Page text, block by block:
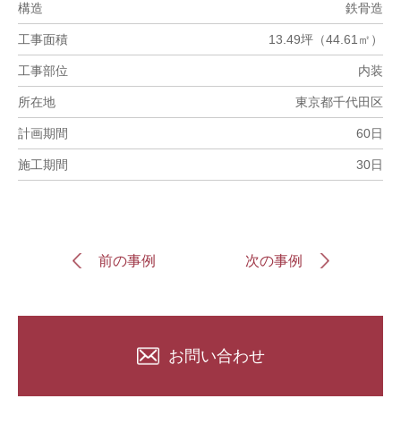
構造 鉄骨造
工事面積 13.49坪（44.61㎡）
工事部位 内装
所在地 東京都千代田区
計画期間 60日
施工期間 30日
前の事例 次の事例
お問い合わせ